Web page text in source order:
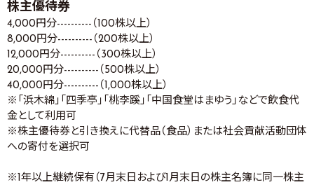
株主優待券
4,000円分----------（100株以上）
8,000円分----------（200株以上）
12,000円分----------（300株以上）
20,000円分----------（500株以上）
40,000円分----------（1,000株以上）
※「浜木綿」「四季亭」「桃李蹊」「中国食堂はまゆう」などで飲食代
金として利用可
※株主優待券と引き換えに代替品（食品）または社会貢献活動団体
への寄付を選択可
※1年以上継続保有（7月末日および1月末日の株主名簿に同一株主